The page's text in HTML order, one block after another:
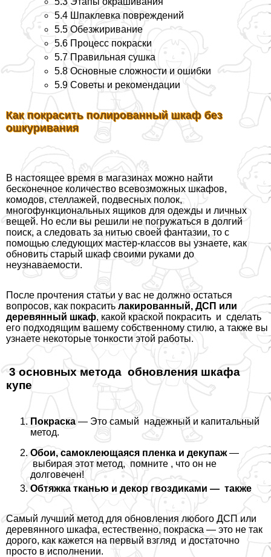
5.4 Шпаклевка повреждений
5.5 Обезжиривание
5.6 Процесс покраски
5.7 Правильная сушка
5.8Основные сложности и ошибки
5.9 Советы и рекомендации
Как покрасить полированный шкаф без
ошкуривания
В настоящее время в магазинах можно найти
бесконечное количество всевозможных шкафов,
комодов, стеллажей, подвесных полок,
многофункциональных ящиков для одежды и личных
вещей. Но если вы решили не погружаться в долгий
поиск, а следовать за нитью своей фантазии, то с
помощью следующих мастер-классов вы узнаете, как
обновить старый шкаф своими руками до
неузнаваемости.
После прочтения статьи у вас не должно остаться
вопросов, как покрасить лакированный, ДСП или
деревянный шкаф, какой краской покрасить и сделать
его подходящим вашему собственному стилю, а также вы
узнаете некоторые тонкости этой работы.
3 основных метода обновления шкафа
купе
Покраска — Это самый надежный и капитальный
метод.
Обои, самоклеющаяся пленка и декупаж—
выбирая этот метод, помните , что он не
долговечен!
Обтяжка тканью и декор гвоздиками — также
Самый лучший метод для обновления любого ДСП или
деревянного шкафа, естественно, покраска — это не так
дорого, как кажется на первый взгляд и достаточно
просто в исполнении.